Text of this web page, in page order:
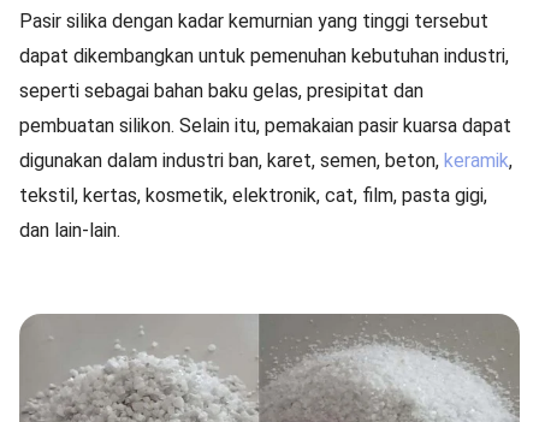
Pasir silika dengan kadar kemurnian yang tinggi tersebut
dapat dikembangkan untuk pemenuhan kebutuhan industri,
seperti sebagai bahan baku gelas, presipitat dan
pembuatan silikon. Selain itu, pemakaian pasir kuarsa dapat
digunakan dalam industri ban, karet, semen, beton, keramik,
tekstil, kertas, kosmetik, elektronik, cat, film, pasta gigi,
dan lain-lain.